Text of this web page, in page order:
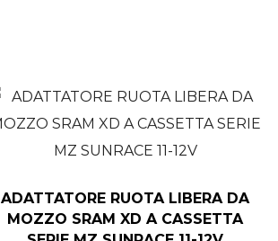
ADATTATORE RUOTA LIBERA DA
MOZZO SRAM XD A CASSETTA